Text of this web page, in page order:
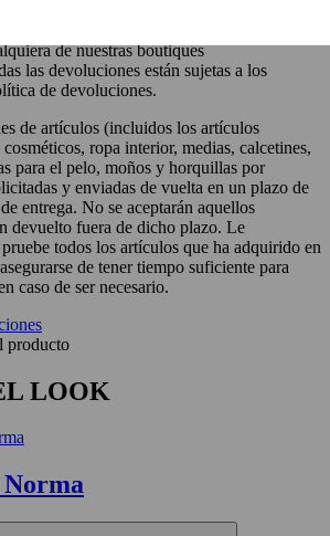
de nuestras boutiques
las devoluciones están sujetas a los
de devoluciones.
de artículos (incluidos los artículos
ropa interior, medias, calcetines,
para el pelo, moños y horquillas por
y enviadas de vuelta en un plazo de
entrega. No se aceptarán aquellos
devuelto fuera de dicho plazo. Le
todos los artículos que ha adquirido en
de tener tiempo suficiente para
caso de ser necesario.
LOOK